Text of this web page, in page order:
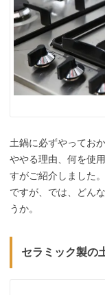
土鍋に必ずやってお
ややる理由、何を使
すがご紹介しました
ですが、では、どん
うか。
セラミック製の